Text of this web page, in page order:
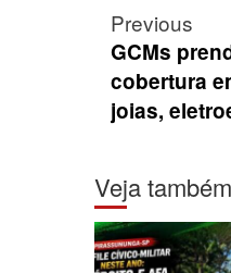
Post
Previous
GCMs
cobertura
joias,
Veja também